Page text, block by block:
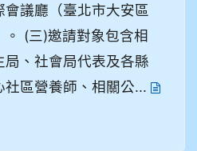
議廳（臺北市大安區
(三)邀請對象包含相
、社會局代表及各縣
區營養師、相關公...